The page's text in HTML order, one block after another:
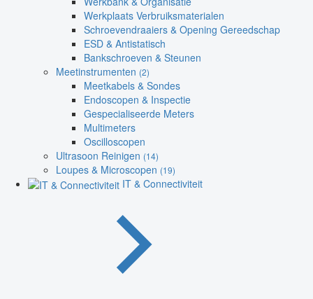
Werkplaats Verbruiksmaterialen
Schroevendraaiers & Opening Gereedschap
ESD & Antistatisch
Bankschroeven & Steunen
Meetinstrumenten (2)
Meetkabels & Sondes
Endoscopen & Inspectie
Gespecialiseerde Meters
Multimeters
Oscilloscopen
Ultrasoon Reinigen (14)
Loupes & Microscopen (19)
IT & Connectiviteit